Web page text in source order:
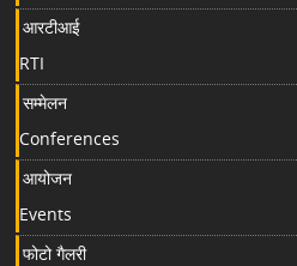
आरटीआई
RTI
सम्मेलन
Conferences
आयोजन
Events
फोटो गैलरी